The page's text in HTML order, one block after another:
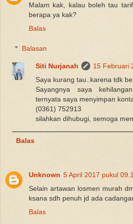
Malam kak, kalau boleh tau
berapa ya kak?
Balas
Balasan
Siti Nurjanah
15 Februari
Saya kurang tau..karena tdk
Sayangnya saya
ternyata saya menyimpan
(0361) 752913
silahkan dihubugi, semoga
Balas
Unknown 5 April 2017 pukul
Selain artawan losmen murah
ksana sdh penuh jd ada
Balas